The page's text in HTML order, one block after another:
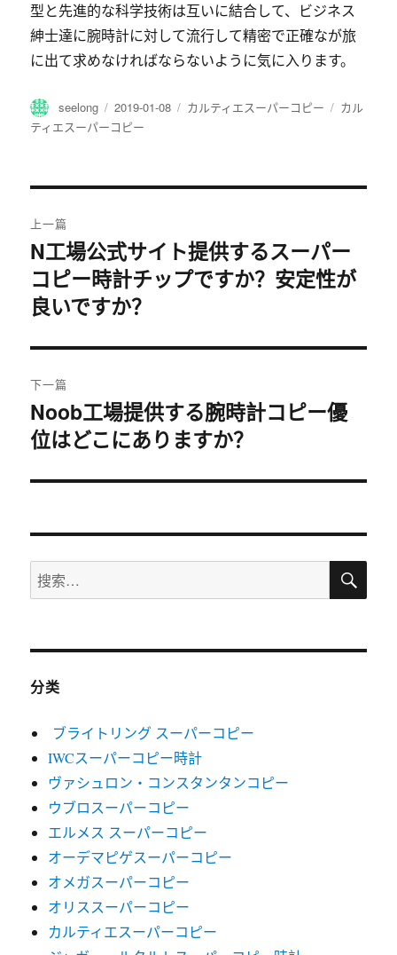
型と先進的な科学技術は互いに結合して、ビジネス
紳士達に腕時計に対して流行して精密で正確なが旅
に出て求めなければならないように気に入ります。
作
者
seelong
发
布
2019-01-08
分
カルティエスーパーコピー
标
カル
ティエスーパーコピー
章
导
航
上一篇
上
篇
文
N工場公式サイト提供するスーパー
コピー時計チップですか？安定性が
良いですか？
下一篇
下
篇
章：
Noob工場提供する腕時計コピー優
位はどこにありますか？
搜
索：
搜
分类
ブライトリング スーパーコピー
IWCスーパーコピー時計
ヴァシュロン・コンスタンタンコピー
ウブロスーパーコピー
エルメス スーパーコピー
オーデマピゲスーパーコピー
オメガスーパーコピー
オリススーパーコピー
カルティエスーパーコピー